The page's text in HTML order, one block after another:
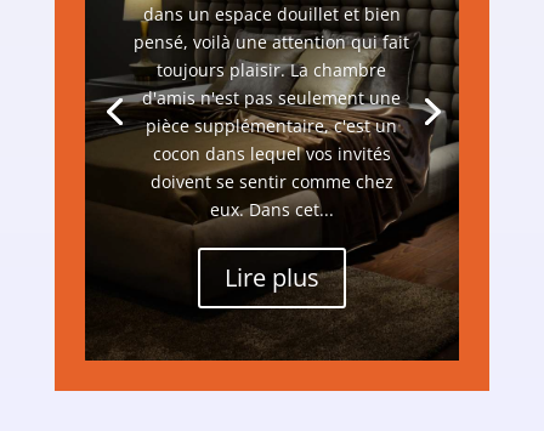
dans un espace douillet et bien
pensé, voilà une attention qui fait
toujours plaisir. La chambre
d'amis n'est pas seulement une
pièce supplémentaire, c'est un
cocon dans lequel vos invités
doivent se sentir comme chez
eux. Dans cet...
Lire plus